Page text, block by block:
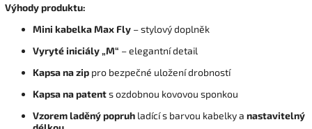
Výhody produktu:
Mini kabelka Max Fly – stylový doplněk
Vyryté iniciály „M“ – elegantní detail
Kapsa na zip pro bezpečné uložení drobností
Kapsa na patents ozdobnou kovovou sponkou
Vzorem laděný popruh ladící s barvou kabelky a nastavitelný